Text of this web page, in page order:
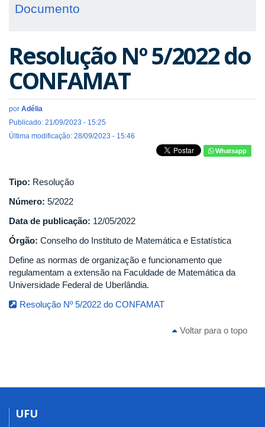
Documento
Resolução Nº 5/2022 do
CONFAMAT
por Adélia
Publicado: 21/09/2023 - 15:25
Última modificação: 28/09/2023 - 15:46
Whatsapp
Tipo: Resolução
Número: 5/2022
Data de publicação: 12/05/2022
Órgão: Conselho do Instituto de Matemática e Estatística
Define as normas de organização e funcionamento que
regulamentam a extensão na Faculdade de Matemática da
Universidade Federal de Uberlândia.
Resolução Nº 5/2022 do CONFAMAT
Voltar para o topo
UFU